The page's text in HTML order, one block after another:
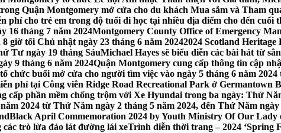
Quận Montgomery mở cửa cho du khách Mua sắm và Tham
phí cho trẻ em trong độ tuổi đi học tại nhiều địa điểm cho đến cuối
16 tháng 7 năm 2024Montgomery County Office of Emergency
giờ tối Chủ nhật ngày 23 tháng 6 năm 20242024 Scotland
Tư ngày 19 tháng SáuMichael Hayes sẽ biểu diễn các bài hát từ
9 tháng 6 năm 2024Quận Montgomery cung cấp thông tin cập
chức buổi mở cửa cho người tìm việc vào ngày 5 tháng 6 năm
phí tại Công viên Ridge Road Recreational Park ở Germantown
cấp phần mềm chống trộm với Xe Hyundai trong ba ngày: Thứ
2024 từ Thứ Năm ngày 2 tháng 5 năm 2024, đến Thứ Năm ngày
Black April Commemoration 2024 by Youth Ministry Of Our Lady
các trò lừa đảo lát đường lái xeTrình diễn thời trang – 2024 ‘Spring